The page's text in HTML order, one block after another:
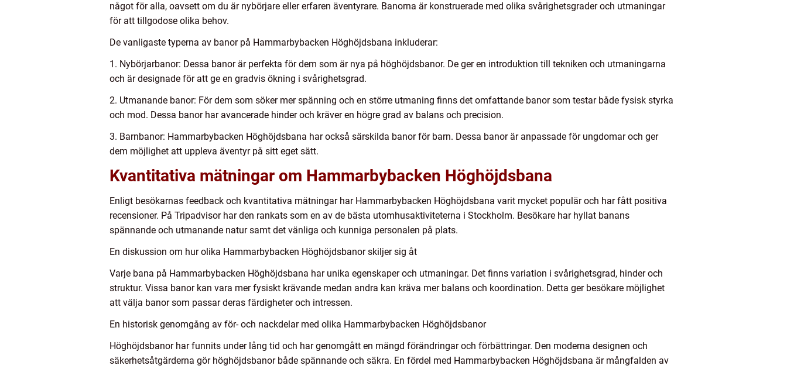
något för alla, oavsett om du är nybörjare eller erfaren äventyrare. Banorna är konstruerade med olika svårighetsgrader och utmaningar
för att tillgodose olika behov.
De vanligaste typerna av banor på Hammarbybacken Höghöjdsbana inkluderar:
1. Nybörjarbanor: Dessa banor är perfekta för dem som är nya på höghöjdsbanor. De ger en introduktion till tekniken och utmaningarna
och är designade för att ge en gradvis ökning i svårighetsgrad.
2. Utmanande banor: För dem som söker mer spänning och en större utmaning finns det omfattande banor som testar både fysisk styrka
och mod. Dessa banor har avancerade hinder och kräver en högre grad av balans och precision.
3. Barnbanor: Hammarbybacken Höghöjdsbana har också särskilda banor för barn. Dessa banor är anpassade för ungdomar och ger
dem möjlighet att uppleva äventyr på sitt eget sätt.
Kvantitativa mätningar om Hammarbybacken Höghöjdsbana
Enligt besökarnas feedback och kvantitativa mätningar har Hammarbybacken Höghöjdsbana varit mycket populär och har fått positiva
recensioner. På Tripadvisor har den rankats som en av de bästa utomhusaktiviteterna i Stockholm. Besökare har hyllat banans
spännande och utmanande natur samt det vänliga och kunniga personalen på plats.
En diskussion om hur olika Hammarbybacken Höghöjdsbanor skiljer sig åt
Varje bana på Hammarbybacken Höghöjdsbana har unika egenskaper och utmaningar. Det finns variation i svårighetsgrad, hinder och
struktur. Vissa banor kan vara mer fysiskt krävande medan andra kan kräva mer balans och koordination. Detta ger besökare möjlighet
att välja banor som passar deras färdigheter och intressen.
En historisk genomgång av för- och nackdelar med olika Hammarbybacken Höghöjdsbanor
Höghöjdsbanor har funnits under lång tid och har genomgått en mängd förändringar och förbättringar. Den moderna designen och
säkerhetsåtgärderna gör höghöjdsbanor både spännande och säkra. En fördel med Hammarbybacken Höghöjdsbana är mångfalden av